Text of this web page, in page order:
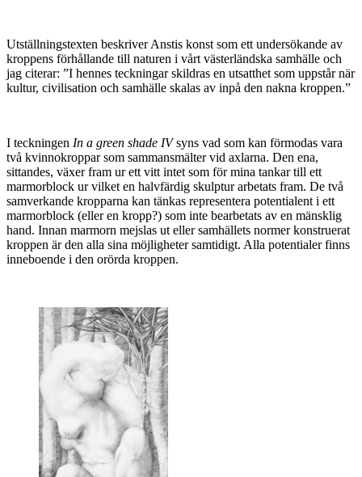
Utställningstexten beskriver Anstis konst som ett undersökande av
kroppens förhållande till naturen i vårt västerländska samhälle och
jag citerar: ”I hennes teckningar skildras en utsatthet som uppstår när
kultur, civilisation och samhälle skalas av inpå den nakna kroppen.”
I teckningen In a green shade IVsyns vad som kan förmodas vara
två kvinnokroppar som sammansmälter vid axlarna. Den ena,
sittandes, växer fram ur ett vitt intet som för mina tankar till ett
marmorblock ur vilket en halvfärdig skulptur arbetats fram. De två
samverkande kropparna kan tänkas representera potentialent i ett
marmorblock (eller en kropp?) som inte bearbetats av en mänsklig
hand. Innan marmorn mejslas ut eller samhällets normer konstruerat
kroppen är den alla sina möjligheter samtidigt. Alla potentialer finns
inneboende i den orörda kroppen.